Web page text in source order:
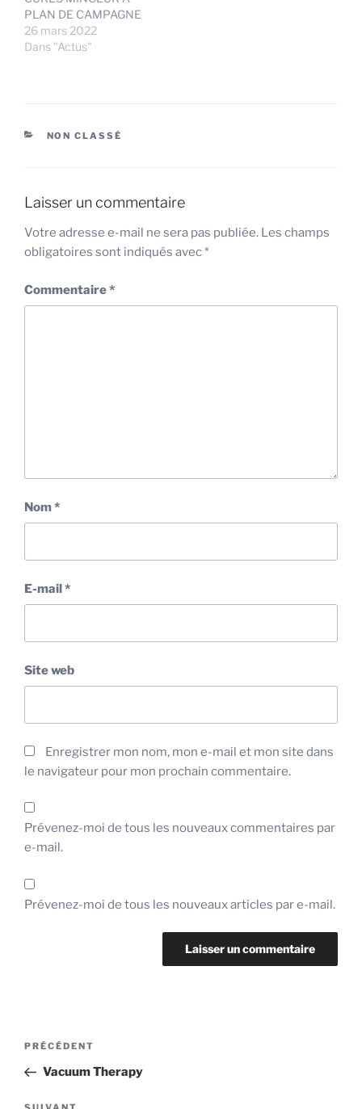
PLAN DE CAMPAGNE
26 mars 2022
Dans "Actus"
CATÉGORIES
NON CLASSÉ
Laisser un commentaire
Votre adresse e-mail ne sera pas publiée. Les champs
obligatoires sont indiqués avec*
Commentaire*
Nom*
E-mail*
Site web
Enregistrer mon nom, mon e-mail et mon site dans
le navigateur pour mon prochain commentaire.
Prévenez-moi de tous les nouveaux commentaires par
e-mail.
Prévenez-moi de tous les nouveaux articles par e-mail.
Navigation
l’article
Article
précédent
PRÉCÉDENT
Vacuum Therapy